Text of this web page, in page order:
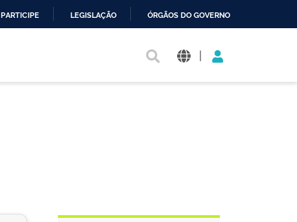
PARTICIPE LEGISLAÇÃO ÓRGÃOS DO GOVERNO
|